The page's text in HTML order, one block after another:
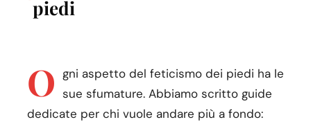
piedi
O gni aspetto del feticismo dei piedi ha le
sue sfumature. Abbiamo scritto guide
dedicate per chi vuole andare più a fondo: